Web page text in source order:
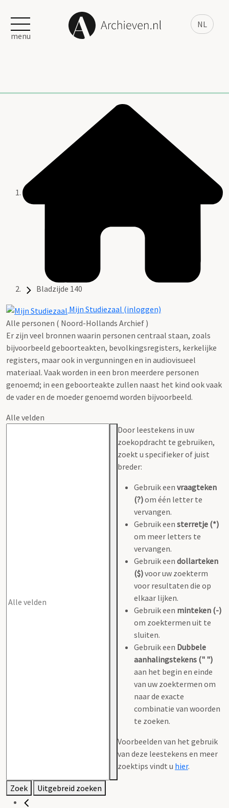
NL
menu
Bladzijde 140
Mijn Studiezaal (inloggen)
Alle personen ( Noord-Hollands Archief )
Er zijn veel bronnen waarin personen centraal staan, zoals
bijvoorbeeld geboorteakten, bevolkingsregisters, kerkelijke
registers, maar ook in vergunningen en in audiovisueel
materiaal. Vaak worden in een bron meerdere personen
genoemd; in een geboorteakte zullen naast het kind ook vaak
de vader en de moeder genoemd worden bijvoorbeeld.
Alle velden
Door leestekens in uw
zoekopdracht te gebruiken,
zoekt u specifieker of juist
breder:
Gebruik een vraagteken
(?)om één letter te
vervangen.
Gebruik een sterretje (*)
om meer letters te
vervangen.
Gebruik een dollarteken
($)voor uw zoekterm
voor resultaten die op
elkaar lijken.
Gebruik een minteken (-)
om zoektermen uit te
sluiten.
Gebruik een Dubbele
aanhalingstekens (" ")
aan het begin en einde
van uw zoektermen om
naar de exacte
combinatie van woorden
te zoeken.
Voorbeelden van het gebruik
van deze leestekens en meer
zoektips vindt u hier.
Zoek Uitgebreid zoeken